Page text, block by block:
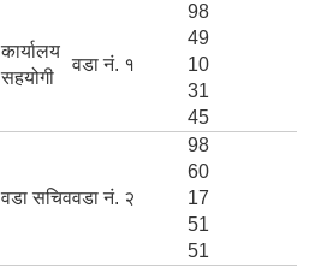
कार्यालय
सहयोगी
वडा नं. १
98
49
10
31
45
वडा सचिववडा नं. २
98
60
17
51
51